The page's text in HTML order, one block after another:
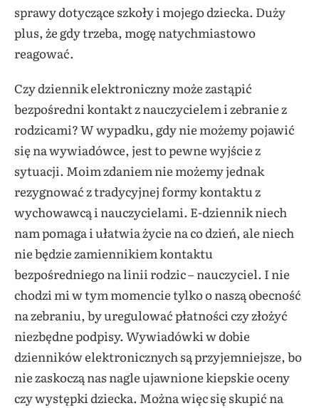
sprawy dotyczące szkoły i mojego dziecka. Duży
plus, że gdy trzeba, mogę natychmiastowo
reagować.
Czy dziennik elektroniczny może zastąpić
bezpośredni kontakt z nauczycielem i zebranie z
rodzicami? W wypadku, gdy nie możemy pojawić
się na wywiadówce, jest to pewne wyjście z
sytuacji. Moim zdaniem nie możemy jednak
rezygnować z tradycyjnej formy kontaktu z
wychowawcą i nauczycielami. E-dziennik niech
nam pomaga i ułatwia życie na co dzień, ale niech
nie będzie zamiennikiem kontaktu
bezpośredniego na linii rodzic – nauczyciel. I nie
chodzi mi w tym momencie tylko o naszą obecność
na zebraniu, by uregulować płatności czy złożyć
niezbędne podpisy. Wywiadówki w dobie
dzienników elektronicznych są przyjemniejsze, bo
nie zaskoczą nas nagle ujawnione kiepskie oceny
czy występki dziecka. Można więc się skupić na